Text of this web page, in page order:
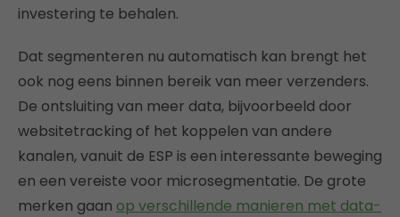
investering te behalen.
Dat segmenteren nu automatisch kan brengt het
ook nog eens binnen bereik van meer verzenders.
De ontsluiting van meer data, bijvoorbeeld door
websitetracking of het koppelen van andere
kanalen, vanuit de ESP is een interessante beweging
en een vereiste voor microsegmentatie. De grote
merken gaan op verschillende manieren met data-